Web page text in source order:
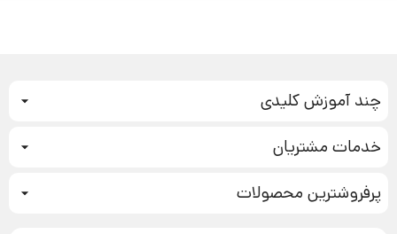
چند آموزش کلیدی
بازاریابی عصبی
تبلیغ نویسی
خدمات مشتریان
آموزش دسترسی به دانلود فایل‌ها
پرفروشترین محصولاتدوره جدید سیستم سازی